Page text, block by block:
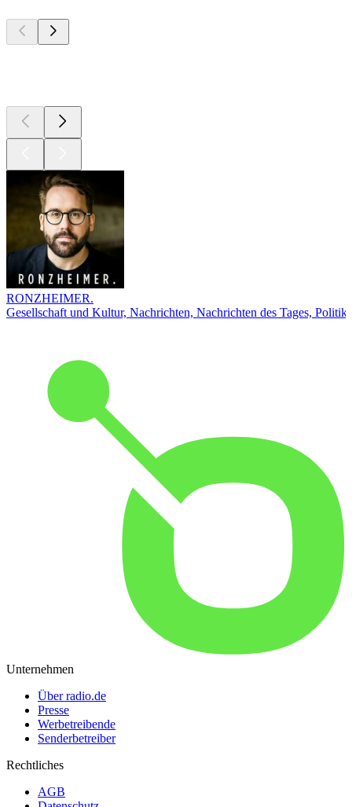
RONZHEIMER.
Gesellschaft und Kultur, Nachrichten, Nachrichten des Tages, Politik
Unternehmen
Über radio.de
Presse
Werbetreibende
Senderbetreiber
Rechtliches
AGB